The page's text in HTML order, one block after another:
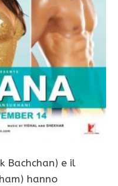
Bachchan) e il
hanno